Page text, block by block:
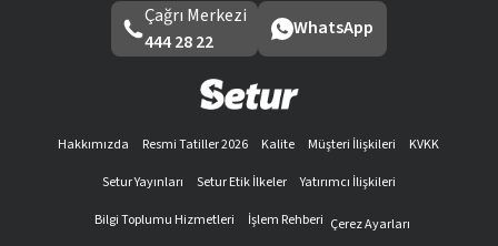
Çağrı Merkezi
444 28 22
WhatsApp
Hakkımızda Resmi Tatiller 2026 Kalite Müşteri İlişkileri
KVKK
Setur Yayınları
Setur Etik İlkeler
Yatırımcı İlişkileri
Bilgi Toplumu Hizmetleri
İşlem Rehberi Çerez Ayarları